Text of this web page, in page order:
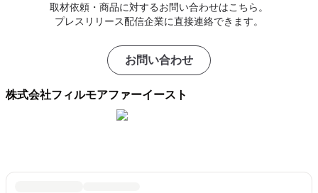
取材依頼・商品に対するお問い合わせはこちら。
プレスリリース配信企業に直接連絡できます。
お問い合わせ
株式会社フィルモアファーイースト